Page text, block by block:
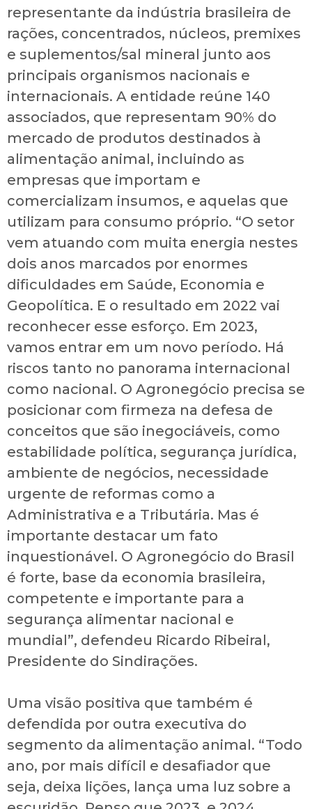
representante da indústria brasileira de
rações, concentrados, núcleos, premixes
e suplementos/sal mineral junto aos
principais organismos nacionais e
internacionais. A entidade reúne 140
associados, que representam 90% do
mercado de produtos destinados à
alimentação animal, incluindo as
empresas que importam e
comercializam insumos, e aquelas que
utilizam para consumo próprio. “O setor
vem atuando com muita energia nestes
dois anos marcados por enormes
dificuldades em Saúde, Economia e
Geopolítica. E o resultado em 2022 vai
reconhecer esse esforço. Em 2023,
vamos entrar em um novo período. Há
riscos tanto no panorama internacional
como nacional. O Agronegócio precisa se
posicionar com firmeza na defesa de
conceitos que são inegociáveis, como
estabilidade política, segurança jurídica,
ambiente de negócios, necessidade
urgente de reformas como a
Administrativa e a Tributária. Mas é
importante destacar um fato
inquestionável. O Agronegócio do Brasil
é forte, base da economia brasileira,
competente e importante para a
segurança alimentar nacional e
mundial”, defendeu Ricardo Ribeiral,
Presidente do Sindirações.
Uma visão positiva que também é
defendida por outra executiva do
segmento da alimentação animal. “Todo
ano, por mais difícil e desafiador que
seja, deixa lições, lança uma luz sobre a